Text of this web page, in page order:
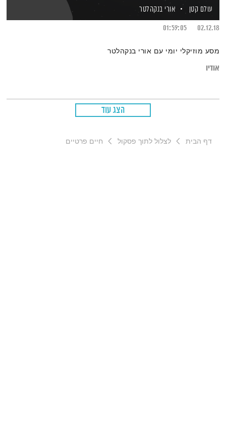
עולם קטן
אורי בנקהלטר
02.12.18
01:59:05
מסע מוזיקלי יומי עם אורי בנקהלטר
אודיו
הצג עוד
דף הבית לצלול לתוך פסקול חיים פרטיים